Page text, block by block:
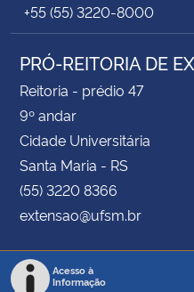
+55 (55) 3220-8000
PRÓ-REITORIA DE
Reitoria - prédio 47
9º andar
Cidade Universitária
Santa Maria - RS
(55) 3220 8366
extensao@ufsm.br
Acesso à
Informação